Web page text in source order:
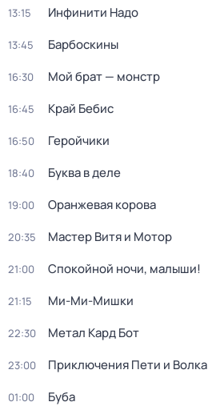
13:15 Инфинити Надо
13:45 Барбоскины
16:30 Мой брат — монстр
16:45 Край Бебис
16:50 Геройчики
18:40 Буква в деле
19:00 Оранжевая корова
20:35 Мастер Витя и Мотор
21:00 Спокойной ночи, малыши!
21:15 Ми-Ми-Мишки
22:30 Метал Кард Бот
23:00 Приключения Пети и Волка
01:00 Буба